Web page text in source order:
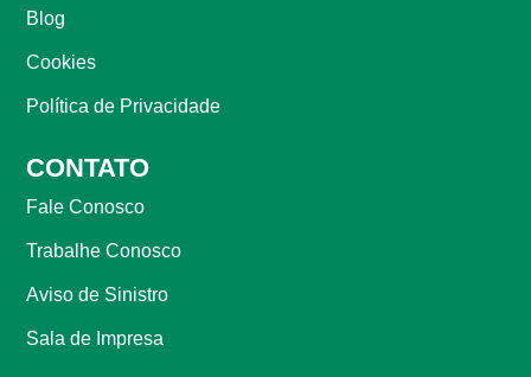
Blog
Cookies
Política de Privacidade
CONTATO
Fale Conosco
Trabalhe Conosco
Aviso de Sinistro
Sala de Impresa